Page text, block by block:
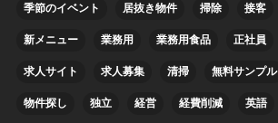
季節のイベント 居抜き物件 掃除 接客
新メニュー 業務用 業務用食品 正社員
求人サイト 求人募集 清掃 無料サンプル
物件探し 独立 経営 経費削減 英語